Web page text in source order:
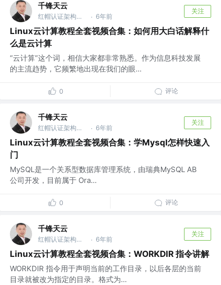
千锋天云
红帽认证架构师 @千锋教育 · 6年前
关注
Linux云计算教程全套视频合集：如何用大白话解释什
么是云计算
“云计算”这个词，相信大家都非常熟悉。作为信息科技发展
的主流趋势，它频繁地出现在我们的眼...
0 评论
千锋天云
红帽认证架构师 @千锋教育 · 6年前
关注
Linux云计算教程全套视频合集：学Mysql怎样快速入
门
MySQL是一个关系型数据库管理系统，由瑞典MySQL AB
公司开发，目前属于 Ora...
0 评论
千锋天云
红帽认证架构师 @千锋教育 · 6年前
关注
Linux云计算教程全套视频合集：WORKDIR 指令讲解
WORKDIR 指令用于声明当前的工作目录，以后各层的当前
目录就被改为指定的目录。格式为...